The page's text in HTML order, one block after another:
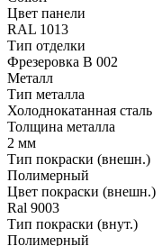
Цвет панели
RAL 1013
Тип отделки
Фрезеровка B 002
Металл
Тип металла
Холоднокатанная сталь
Толщина металла
2 мм
Тип покраски (внешн.)
Полимерный
Цвет покраски (внешн.)
Ral 9003
Тип покраски (внут.)
Полимерный